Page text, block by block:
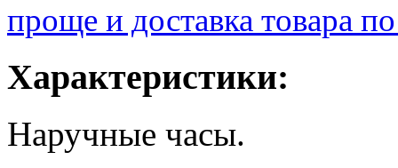
проще и доставка товара
Характеристики:
Наручные часы.